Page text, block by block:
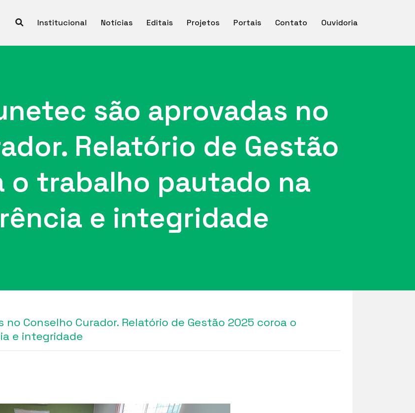
Institucional Notícias Editais Projetos Portais Contato Ouvidoria
são aprovadas no
Relatório de Gestão
o trabalho pautado na
e integridade
Conselho Curador. Relatório de Gestão 2025 coroa o
e integridade